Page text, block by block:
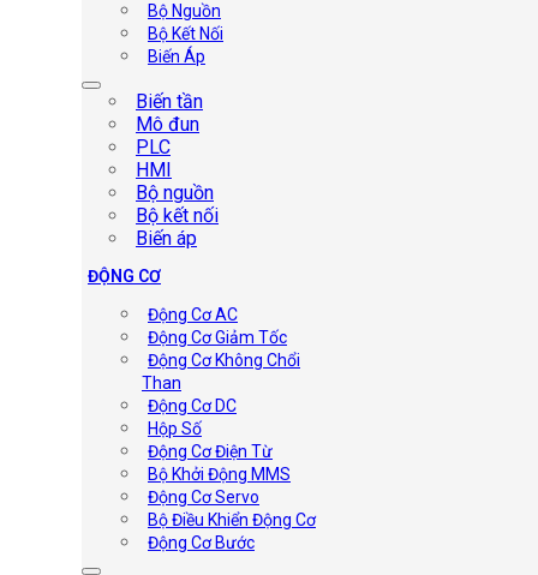
Bộ Nguồn
Bộ Kết Nối
Biến Áp
Biến tần
Mô đun
PLC
HMI
Bộ nguồn
Bộ kết nối
Biến áp
ĐỘNG CƠ
Động Cơ AC
Động Cơ Giảm Tốc
Động Cơ Không Chổi
Than
Động Cơ DC
Hộp Số
Động Cơ Điện Từ
Bộ Khởi Động MMS
Động Cơ Servo
Bộ Điều Khiển Động Cơ
Động Cơ Bước